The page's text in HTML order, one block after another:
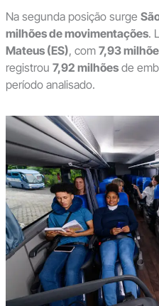
Na segunda posição surge
milhões de movimentações.
Mateus (ES), com 7,93
registrou 7,92 milhõesde
período analisado.